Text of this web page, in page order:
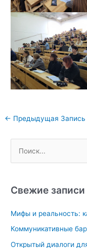
Навигация
записям
← Предыдущая Запись
с
:
Свежие записи
Мифы и реальность:
Коммуникативные
Открытый диалоги